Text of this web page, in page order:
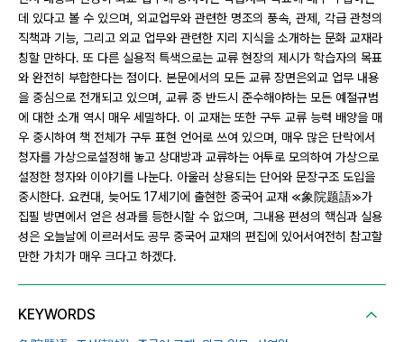
데 있다고 볼 수 있으며, 외교업무와 관련한 명조의 풍속, 관제, 각급 관청의
직책과 기능, 그리고 외교 업무와 관련한 지리 지식을 소개하는 문화 교재라
칭할 만하다. 또 다른 실용적 특색으로는 교류 현장의 제시가 학습자의 목표
와 완전히 부합한다는 점이다. 본문에서의 모든 교류 장면은외교 업무 내용
을 중심으로 전개되고 있으며, 교류 중 반드시 준수해야하는 모든 예절규범
에 대한 소개 역시 매우 세밀하다. 이 교재는 또한 구두 교류 능력 배양을 매
우 중시하여 책 전체가 구두 표현 언어로 쓰여 있으며, 매우 많은 단락에서
청자를 가상으로설정해 놓고 상대방과 교류하는 어투로 모의하여 가상으로
설정한 청자와 이야기를 나눈다. 아울러 상용되는 단어와 문장구조 도입을
중시한다. 요컨대, 늦어도 17세기에 출현한 중국어 교재 ≪象院题語≫가
집필 방면에서 얻은 성과를 등한시할 수 없으며, 그내용 편성의 핵심과 실용
성은 오늘날에 이르러서도 공무 중국어 교재의 편집에 있어서여전히 참고할
만한 가치가 매우 크다고 하겠다.
KEYWORDS